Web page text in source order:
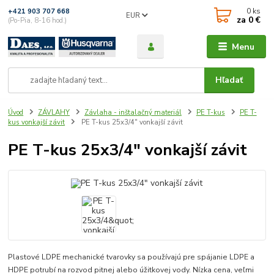
Menu
EUR
Hľadať
+421 903 707 668
(Po-Pia, 8-16 hod.)
0 ks
za 0 €
Úvod ZÁVLAHY Závlaha - inštalačný materiál PE T-kus
PE T-
kus vonkajší závit
PE T-kus 25x3/4" vonkajší závit
PE T-kus 25x3/4" vonkajší závit
Plastové LDPE mechanické tvarovky sa používajú pre spájanie LDPE a
HDPE potrubí na rozvod pitnej alebo úžitkovej vody. Nízka cena, veľmi